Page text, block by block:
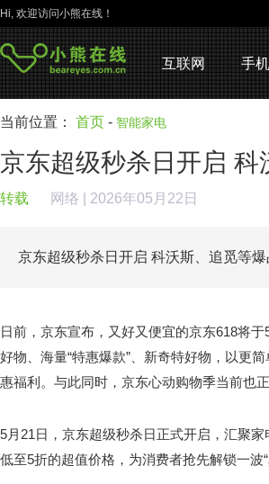
Hi, 欢迎访问小熊在线！
互联网 手机
当前位置： 首页 - 智能家电
京东超级秒杀日开启
转载 网络 | 2026年05月22日
京东超级秒杀日开启 科沃斯、追觅等
日前，京东宣布，又好又便宜的京东618将
好物、海量“特惠爆款”、新奇特好物，以更
惠福利。与此同时，京东心动购物季当前也正
5月21日，京东超级秒杀日正式开启，汇聚
低至5折的超值价格，为消费者抢先解锁一波“